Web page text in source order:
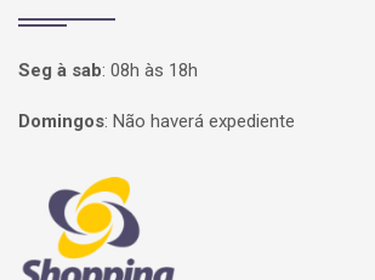
Seg à sab: 08h às 18h
Domingos: Não haverá expediente
Página inicial